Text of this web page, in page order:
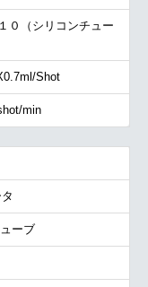
０（シリコンチュー
Shot
min
ーブ